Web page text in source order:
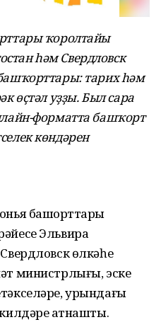
ҡоролтайы
һәм Свердловск
тарих һәм
өҫтәл уҙҙы. Был сара
форматта башҡорт
көндәрен
башҡорттары
Эльвира
өлкәһе
министрлығы, эске
урындағы
ҡатнашты.